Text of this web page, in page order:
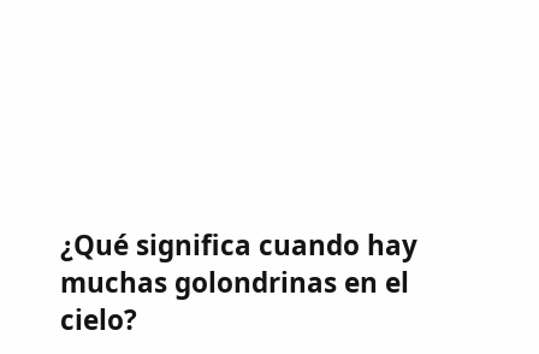
¿Qué significa cuando hay
muchas golondrinas en el
cielo?